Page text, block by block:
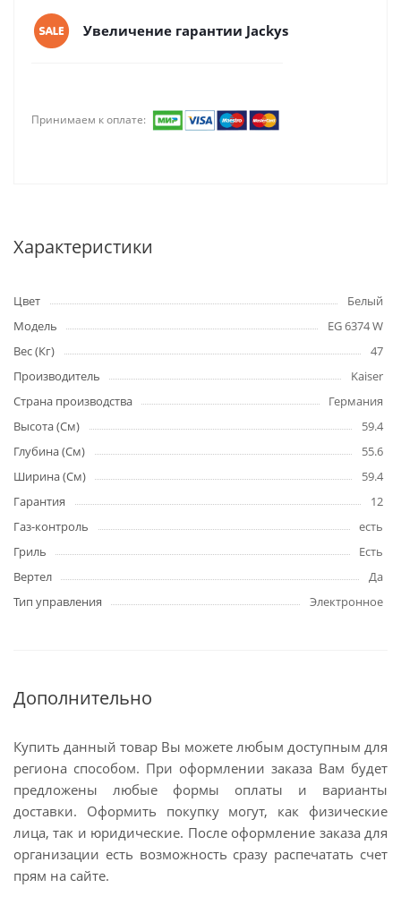
Увеличение гарантии Jackys
Принимаем к оплате:
Характеристики
Цвет
Белый
Модель
EG 6374 W
Вес (Кг)
47
Производитель
Kaiser
Страна производства
Германия
Высота (См)
59.4
Глубина (См)
55.6
Ширина (См)
59.4
Гарантия
12
Газ-контроль
есть
Гриль
Есть
Вертел
Да
Тип управления
Электронное
Дополнительно
Купить данный товар Вы можете любым доступным для
региона способом. При оформлении заказа Вам будет
предложены любые формы оплаты и варианты
доставки. Оформить покупку могут, как физические
лица, так и юридические. После оформление заказа для
организации есть возможность сразу распечатать счет
прям на сайте.